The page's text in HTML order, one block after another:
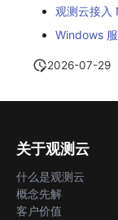
观测云接入
Windows
2026-07-29
关于观测云
什么是观测云
概念先解
客户价值